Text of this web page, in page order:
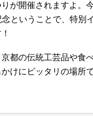
が開催されますよ。
ということで、特別
都の伝統工芸品や食
けにピッタリの場所で